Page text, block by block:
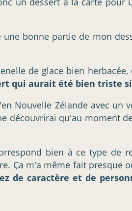
bonne partie de mon
de glace bien
qui aurait été bien triste
Nouvelle Zélande avec un
découvrirai qu'au moment
bien à ce type de
Ça m'a même fait presque
de caractère et de